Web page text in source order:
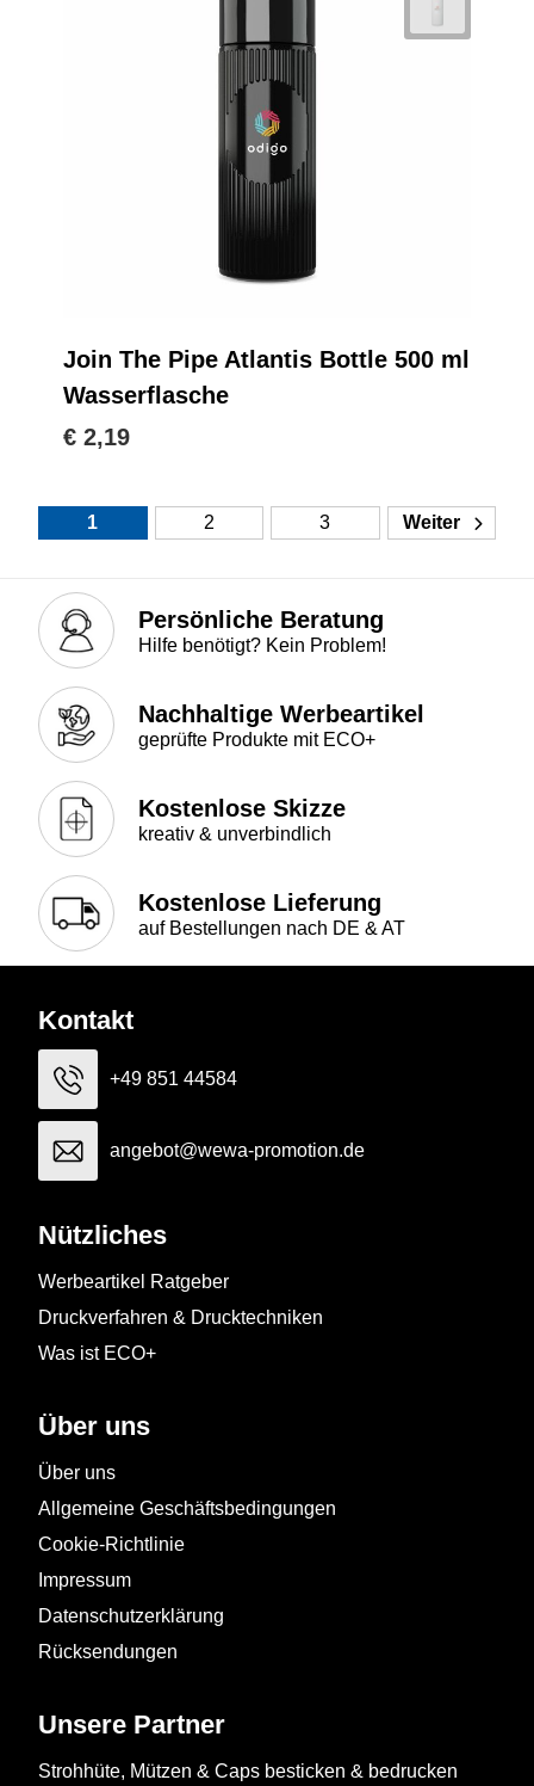
Join The Pipe Atlantis Bottle 500 ml
Wasserflasche
€ 2,19
1 2 3 Weiter
Persönliche Beratung
Hilfe benötigt? Kein Problem!
Nachhaltige Werbeartikel
geprüfte Produkte mit ECO+
Kostenlose Skizze
kreativ & unverbindlich
Kostenlose Lieferung
auf Bestellungen nach DE & AT
Kontakt
+49 851 44584
angebot@wewa-promotion.de
Nützliches
Werbeartikel Ratgeber
Druckverfahren & Drucktechniken
Was ist ECO+
Über uns
Über uns
Allgemeine Geschäftsbedingungen
Cookie-Richtlinie
Impressum
Datenschutzerklärung
Rücksendungen
Unsere Partner
Strohhüte, Mützen & Caps besticken & bedrucken